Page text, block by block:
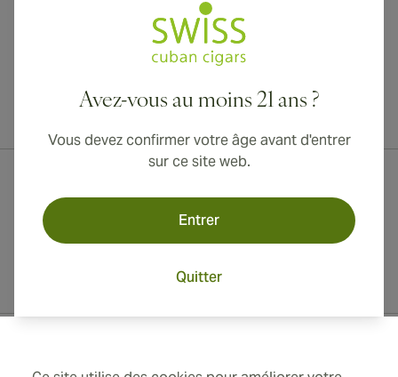
Avez-vous au moins 21 ans ?
Vous devez confirmer votre âge avant d'entrer
sur ce site web.
Entrer
Quitter
Livraison internationale disponible vers le Canada, le Royaume-Uni